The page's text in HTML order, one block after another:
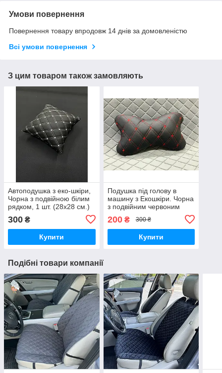
Умови повернення
Повернення товару впродовж 14 днів за домовленістю
Всі умови повернення
З цим товаром також замовляють
Автоподушка з еко-шкіри,
Чорна з подвійною білим
рядком, 1 шт. (28х28 см.)
300 ₴
Купити
Подушка під голову в
машину з Екошкіри. Чорна
з подвійним червоним
200₴ 300 ₴
Купити
Подібні товари компанії